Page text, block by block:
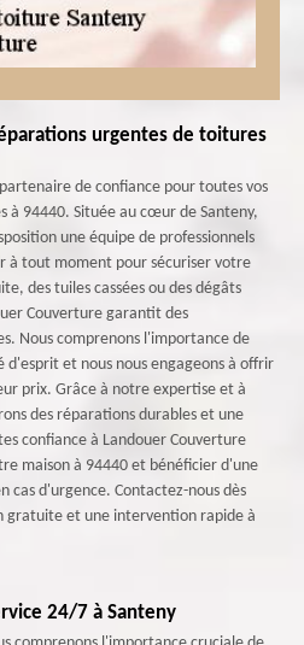
urgentes de toitures
de confiance pour toutes vos
à 94440. Située au cœur de Santeny,
une équipe de professionnels
à tout moment pour sécuriser votre
des tuiles cassées ou des dégâts
Couverture garantit des
Nous comprenons l'importance de
et nous nous engageons à offrir
prix. Grâce à notre expertise et à
des réparations durables et une
confiance à Landouer Couverture
maison à 94440 et bénéficier d'une
d'urgence. Contactez-nous dès
gratuite et une intervention rapide à
24/7 à Santeny